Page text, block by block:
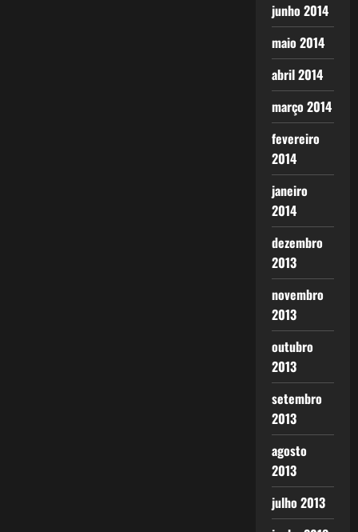
junho 2014
maio 2014
abril 2014
março 2014
fevereiro
2014
janeiro
2014
dezembro
2013
novembro
2013
outubro
2013
setembro
2013
agosto
2013
julho 2013